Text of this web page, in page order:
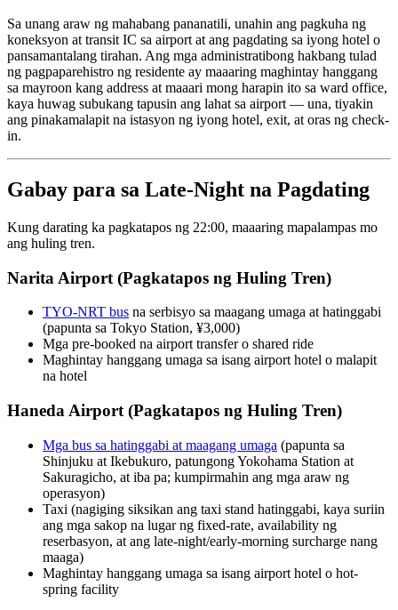
Sa unang araw ng mahabang pananatili, unahin ang pagkuha ng
koneksyon at transit IC sa airport at ang pagdating sa iyong hotel o
pansamantalang tirahan. Ang mga administratibong hakbang tulad
ng pagpaparehistro ng residente ay maaaring maghintay hanggang
sa mayroon kang address at maaari mong harapin ito sa ward office,
kaya huwag subukang tapusin ang lahat sa airport — una, tiyakin
ang pinakamalapit na istasyon ng iyong hotel, exit, at oras ng check-
in.
Gabay para sa Late-Night na Pagdating
Kung darating ka pagkatapos ng 22:00, maaaring mapalampas mo
ang huling tren.
Narita Airport (Pagkatapos ng Huling Tren)
TYO-NRT bus na serbisyo sa maagang umaga at hatinggabi
(papunta sa Tokyo Station, ¥3,000)
Mga pre-booked na airport transfer o shared ride
Maghintay hanggang umaga sa isang airport hotel o malapit
na hotel
Haneda Airport (Pagkatapos ng Huling Tren)
Mga bus sa hatinggabi at maagang umaga (papunta sa
Shinjuku at Ikebukuro, patungong Yokohama Station at
Sakuragicho, at iba pa; kumpirmahin ang mga araw ng
operasyon)
Taxi (nagiging siksikan ang taxi stand hatinggabi, kaya suriin
ang mga sakop na lugar ng fixed-rate, availability ng
reserbasyon, at ang late-night/early-morning surcharge nang
maaga)
Maghintay hanggang umaga sa isang airport hotel o hot-
spring facility